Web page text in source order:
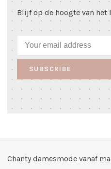
Blijf op de hoogte van het
SUBSCRIBE
Chanty damesmode vanaf